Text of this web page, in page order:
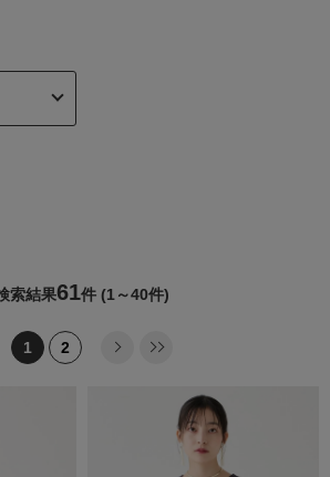
索結果61件 (1～40件)
1 2